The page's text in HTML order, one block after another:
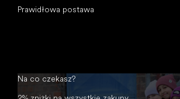
Prawidłowa postawa
Na co czekasz?